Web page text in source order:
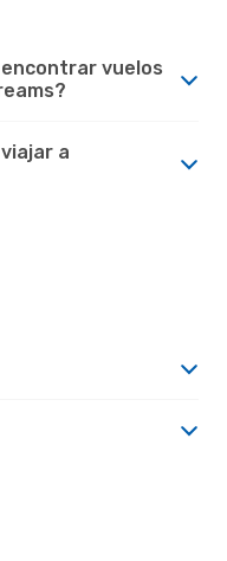
vuelos
a